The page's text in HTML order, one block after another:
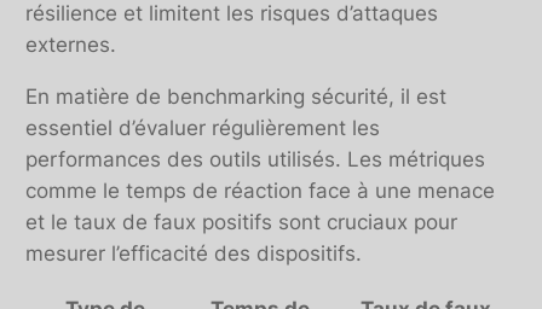
résilience et limitent les risques d’attaques
externes.
En matière de benchmarking sécurité, il est
essentiel d’évaluer régulièrement les
performances des outils utilisés. Les métriques
comme le temps de réaction face à une menace
et le taux de faux positifs sont cruciaux pour
mesurer l’efficacité des dispositifs.